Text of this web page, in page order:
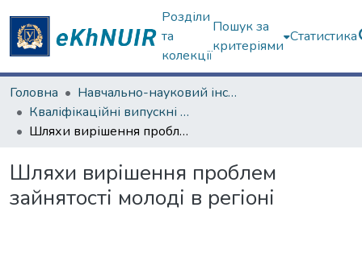
Розділи
та
колекції
Пошук за
критеріями
Статистика
Головна
Навчально-науковий інститут "Інститут державного управління"
Кваліфікаційні випускні роботи магістрів. Інститут державного управління
Шляхи вирішення проблем зайнятості молоді в регіоні
Шляхи вирішення проблем
зайнятості молоді в регіоні